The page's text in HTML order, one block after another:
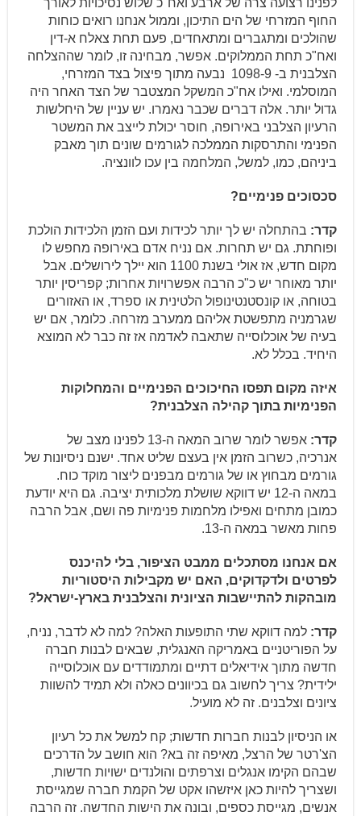
לפנינו רצועה צרה של ארבע ואח"כ שלוש נסיכויות לאורך
החוף המזרחי של הים התיכון, וממול אנחנו רואים כוחות
שהולכים ומתגברים ומתאחדים, פעם תחת צאלח א-דין
ואח"כ תחת הממלוקים. אפשר, מבחינה זו, לומר שההצלחה
הצלבנית ב- 1098-9 נבעה מתוך פיצול בצד המזרחי,
המוסלמי. ואילו אח"כ המשקל המצטבר של הצד האחר היה
גדול יותר. אלה דברים שכבר נאמרו. יש עניין של היחלשות
הרעיון הצלבני באירופה, חוסר יכולת לייצב את המשטר
הפנימי והתרסקות הממלכה לגורמים שונים תוך מאבק
ביניהם, כמו, למשל, המלחמה בין עכו לוונציה.
סכסוכים פנימיים?
קדר: בהתחלה יש לך יותר לכידות ועם הזמן הלכידות הולכת
ופוחתת. גם יש תחרות. אם נניח אדם באירופה מחפש לו
מקום חדש, אז אולי בשנת 1100 הוא יילך לירושלים. אבל
יותר מאוחר יש כ"כ הרבה אפשרויות אחרות; קפריסין יותר
בטוחה, או קונסטנטינופול הלטינית או ספרד, או האזורים
שגרמניה מתפשטת אליהם ממערב מזרחה. כלומר, אם יש
בעיה של אוכלוסייה שתאבה לאדמה אז זה כבר לא המוצא
היחיד. בכלל לא.
איזה מקום תפסו החיכוכים הפנימיים והמחלוקות
הפנימיות בתוך קהילה הצלבנית?
קדר:
אפשר לומר שרוב המאה ה-13 לפנינו מצב של
אנרכיה, כשרוב הזמן אין בעצם שליט אחד. ישנם ניסיונות של
גורמים מבחוץ או של גורמים מבפנים ליצור מוקד כוח.
במאה ה-12 יש דווקא שושלת מלכותית יציבה. גם היא יודעת
כמובן מתחים ואפילו מלחמות פנימיות פה ושם, אבל הרבה
פחות מאשר במאה ה-13.
אם אנחנו מסתכלים ממבט הציפור, בלי להיכנס
לפרטים ולדקדוקים, האם יש מקבילות היסטוריות
מובהקות להתיישבות הציונית והצלבנית בארץ-ישראל?
קדר: למה דווקא שתי התופעות האלה? למה לא לדבר, נניח,
על הפוריטניים באמריקה האנגלית, שבאים לבנות חברה
חדשה מתוך אידיאלים דתיים ומתמודדים עם אוכלוסייה
ילידית? צריך לחשוב גם בכיוונים כאלה ולא תמיד להשוות
ציונים וצלבנים. זה לא מועיל.
או הניסיון לבנות חברות חדשות; קח למשל את כל רעיון
הצ'רטר של הרצל, מאיפה זה בא? הוא חושב על הדרכים
שבהם הקימו אנגלים וצרפתים והולנדים ישויות חדשות,
ושצריך להיות כאן איזשהו אקט של הקמת חברה שמגייסת
אנשים, מגייסת כספים, ובונה את הישות החדשה. זה הרבה